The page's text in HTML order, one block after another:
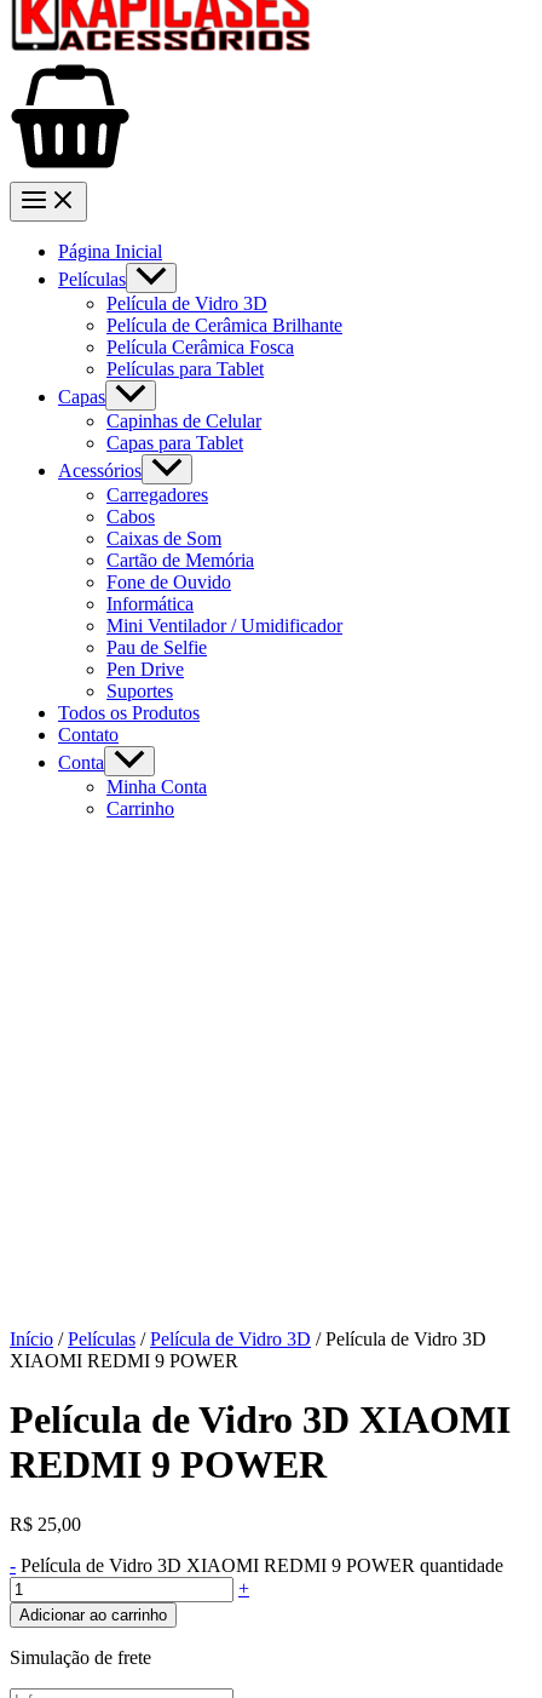
Página Inicial
Películas
Película de Vidro 3D
Película de Cerâmica Brilhante
Película Cerâmica Fosca
Películas para Tablet
Capas
Capinhas de Celular
Capas para Tablet
Acessórios
Carregadores
Cabos
Caixas de Som
Cartão de Memória
Fone de Ouvido
Informática
Mini Ventilador / Umidificador
Pau de Selfie
Pen Drive
Suportes
Todos os Produtos
Contato
Conta
Minha Conta
Carrinho
Início /Películas /Película de Vidro 3D / Película de Vidro 3D
XIAOMI REDMI 9 POWER
Película de Vidro 3D XIAOMI
REDMI 9 POWER
R$ 25,00
- Película de Vidro 3D XIAOMI REDMI 9 POWER quantidade
+
Adicionar ao carrinho
Simulação de frete